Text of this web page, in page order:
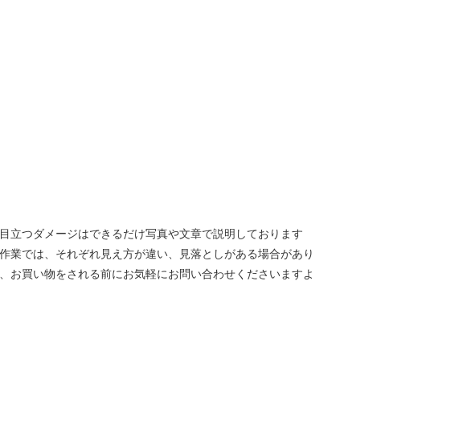
立つダメージはできるだけ写真や文章で説明しております
では、それぞれ見え方が違い、見落としがある場合があり
お買い物をされる前にお気軽にお問い合わせくださいますよ